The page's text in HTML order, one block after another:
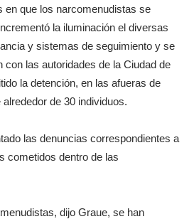
en que los narcomenudistas se
la iluminación el diversas
y sistemas de seguimiento y se
con las autoridades de la Ciudad de
la detención, en las afueras de
de 30 individuos.
las denuncias correspondientes a
cometidos dentro de las
dijo Graue, se han